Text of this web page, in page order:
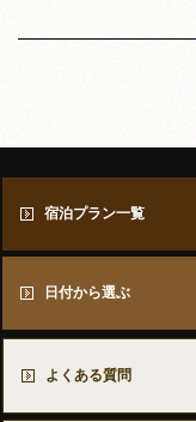
宿泊プラン一覧
日付から選ぶ
よくある質問